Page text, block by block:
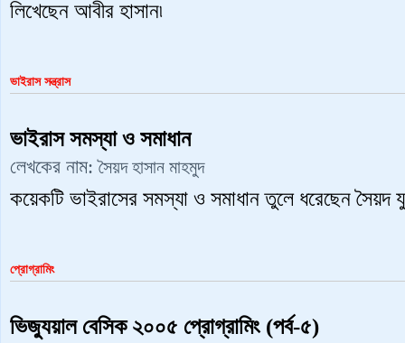
লিখেছেন আবীর হাসান৷
ভাইরাস সন্ত্রাস
ভাইরাস সমস্যা ও সমাধান
লেখকের নাম:সৈয়দ হাসান মাহমুদ
কয়েকটি ভাইরাসের সমস্যা ও সমাধান তুলে ধরেছেন সৈয়দ
প্রোগ্রামিং
ভিজ্যুয়াল বেসিক ২০০৫ প্রোগ্রামিং (পর্ব-৫)